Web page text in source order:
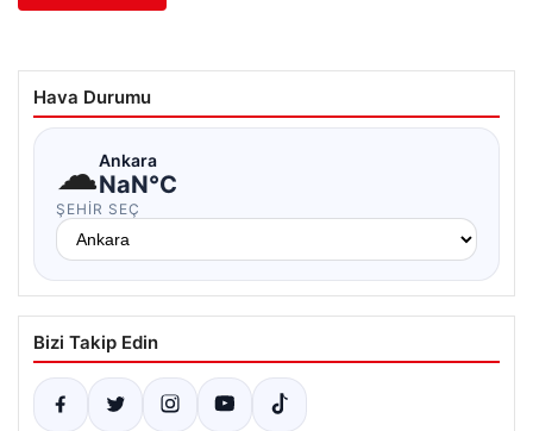
Hava Durumu
☁Ankara
NaN°C
ŞEHIR SEÇ
Bizi Takip Edin